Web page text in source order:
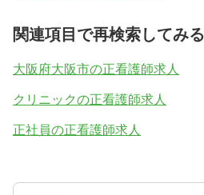
関連項目で再検索してみる
大阪府大阪市の正看護師求人
クリニックの正看護師求人
正社員の正看護師求人